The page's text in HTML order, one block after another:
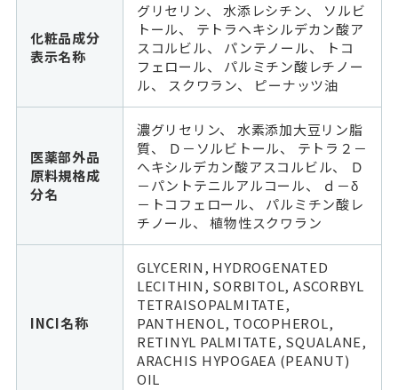
化粧品成分
表示名称
グリセリン、 水添レシチン、 ソルビ
トール、 テトラヘキシルデカン酸ア
スコルビル、 パンテノール、 トコ
フェロール、 パルミチン酸レチノー
ル、 スクワラン、 ピーナッツ油
医薬部外品
原料規格成
分名
濃グリセリン、 水素添加大豆リン脂
質、 Ｄ－ソルビトール、 テトラ２－
へキシルデカン酸アスコルビル、 Ｄ
－パントテニルアルコール、 ｄ－δ
－トコフェロール、 パルミチン酸レ
チノール、 植物性スクワラン
INCI名称
GLYCERIN, HYDROGENATED
LECITHIN, SORBITOL, ASCORBYL
TETRAISOPALMITATE,
PANTHENOL, TOCOPHEROL,
RETINYL PALMITATE, SQUALANE,
ARACHIS HYPOGAEA (PEANUT)
OIL